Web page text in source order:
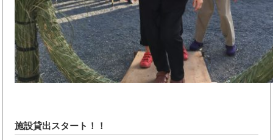
施設貸出スタート！！